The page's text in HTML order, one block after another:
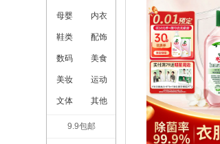
母婴 内衣
鞋类 配饰
数码 美食
美妆 运动
文体 其他
9.9包邮